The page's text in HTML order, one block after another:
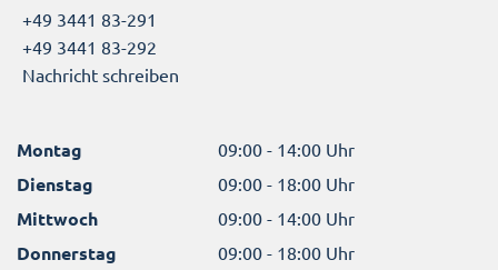
+49 3441 83-291
+49 3441 83-292
Nachricht schreiben
Montag 09:00 - 14:00 Uhr
Dienstag 09:00 - 18:00 Uhr
Mittwoch 09:00 - 14:00 Uhr
Donnerstag 09:00 - 18:00 Uhr